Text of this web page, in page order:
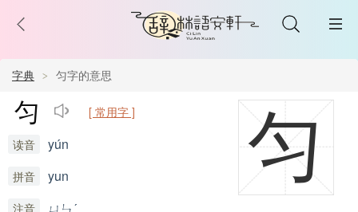
字典 匀字的意思
匀
匀 [ 常用字 ]
读音 yún
拼音 yun
注音 ㄩㄣˊ